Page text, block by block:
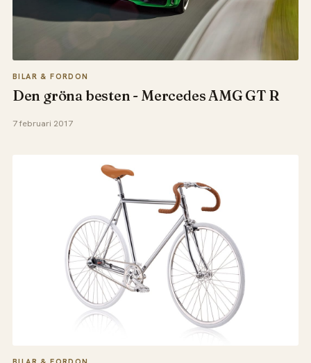
BILAR & FORDON
Den gröna besten - Mercedes AMG GT R
7 februari 2017